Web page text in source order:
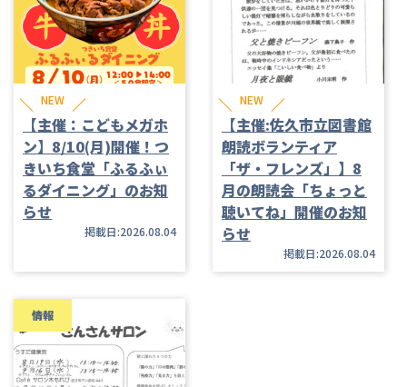
NEW
【主催：こどもメガホ
ン】8/10(月)開催！つ
きいち食堂「ふるふぃ
るダイニング」のお知
らせ
掲載日:2026.08.04
NEW
【主催:佐久市立図書館
朗読ボランティア
「ザ・フレンズ」】8
月の朗読会「ちょっと
聴いてね」開催のお知
らせ
掲載日:2026.08.04
情報